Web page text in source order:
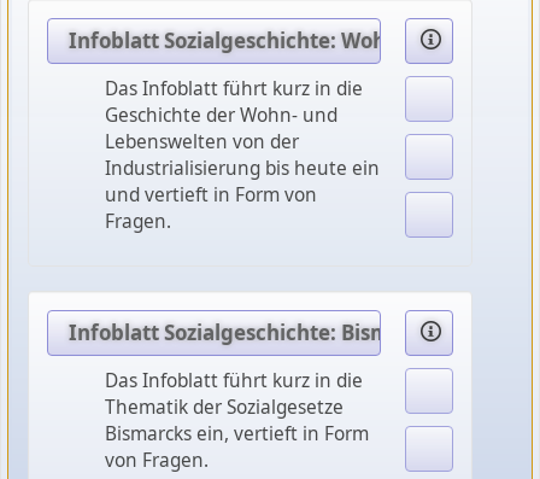
Infoblatt Sozialgeschichte: Wohn- und
Das Infoblatt führt kurz in die
Geschichte der Wohn- und
Lebenswelten von der
Industrialisierung bis heute ein
und vertieft in Form von
Fragen.
Infoblatt Sozialgeschichte: Bismarcks
Das Infoblatt führt kurz in die
Thematik der Sozialgesetze
Bismarcks ein, vertieft in Form
von Fragen.